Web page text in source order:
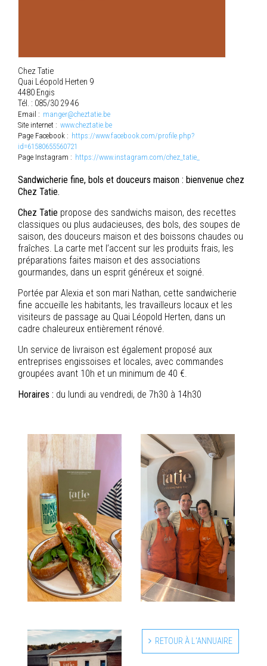
Chez Tatie
Quai Léopold Herten 9
4480 Engis
Tél. : 085/30 29 46
Email : manger@cheztatie.be
Site internet : www.cheztatie.be
Page Facebook : https://www.facebook.com/profile.php?
id=61580655560721
Page Instagram : https://www.instagram.com/chez_tatie_
Sandwicherie fine, bols et douceurs maison : bienvenue chez
Chez Tatie.
Chez Tatie propose des sandwichs maison, des recettes
classiques ou plus audacieuses, des bols, des soupes de
saison, des douceurs maison et des boissons chaudes ou
fraîches. La carte met l’accent sur les produits frais, les
préparations faites maison et des associations
gourmandes, dans un esprit généreux et soigné.
Portée par Alexia et son mari Nathan, cette sandwicherie
fine accueille les habitants, les travailleurs locaux et les
visiteurs de passage au Quai Léopold Herten, dans un
cadre chaleureux entièrement rénové.
Un service de livraison est également proposé aux
entreprises engissoises et locales, avec commandes
groupées avant 10h et un minimum de 40 €.
Horaires : du lundi au vendredi, de 7h30 à 14h30
RETOUR À L'ANNUAIRE